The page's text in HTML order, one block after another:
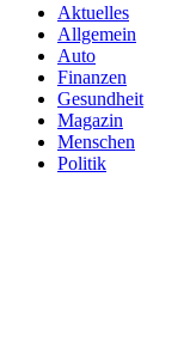
Aktuelles
Allgemein
Auto
Finanzen
Gesundheit
Magazin
Menschen
Politik